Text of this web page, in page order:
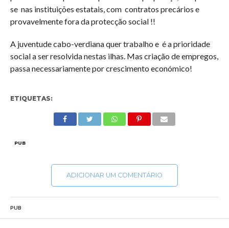
se nas instituições estatais, com contratos precários e
provavelmente fora da protecção social !!
A juventude cabo-verdiana quer trabalho e é a prioridade
social a ser resolvida nestas ilhas. Mas criação de empregos,
passa necessariamente por crescimento económico!
ETIQUETAS:
PUB
ADICIONAR UM COMENTÁRIO
PUB